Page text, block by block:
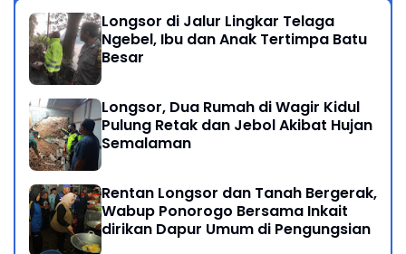
Longsor di Jalur Lingkar Telaga
Ngebel, Ibu dan Anak Tertimpa Batu
Besar
Longsor, Dua Rumah di Wagir Kidul
Pulung Retak dan Jebol Akibat Hujan
Semalaman
Rentan Longsor dan Tanah Bergerak,
Wabup Ponorogo Bersama Inkait
dirikan Dapur Umum di Pengungsian